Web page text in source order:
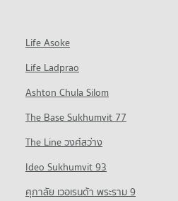
กาศบํารุง
ากาศบํารุง
กาศบํารุง
Life Asoke
Life Ladprao
Ashton Chula Silom
The Base Sukhumvit 77
The Line วงศ์สว่าง
Ideo Sukhumvit 93
ศุภาลัย เวอเรนด้า พระราม 9